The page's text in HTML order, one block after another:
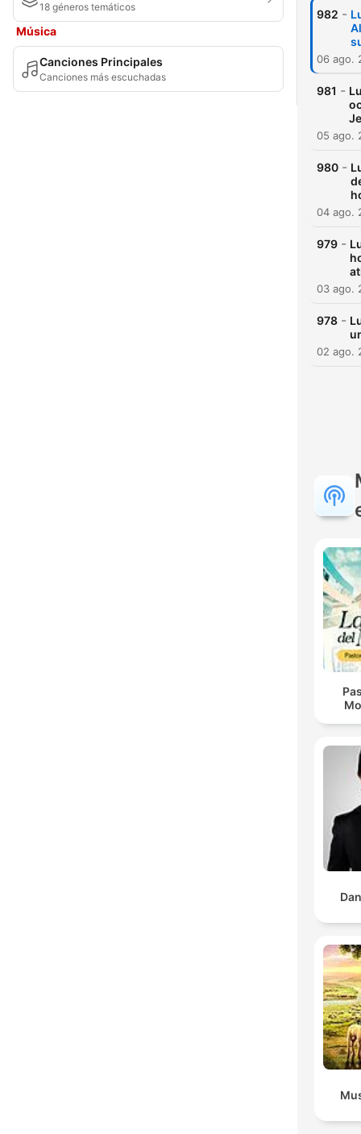
18 géneros temáticos
Música
Canciones Principales
Canciones más escuchadas
982 -
06 ago.
981 -
05 ago.
980 -
04 ago.
979 -
03 ago.
978 -
02 ago.